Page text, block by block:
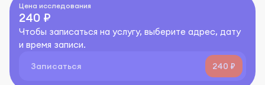
Цена исследования
240 ₽
Чтобы записаться на услугу, выберите адрес, дату
и время записи.
Записаться 240 ₽